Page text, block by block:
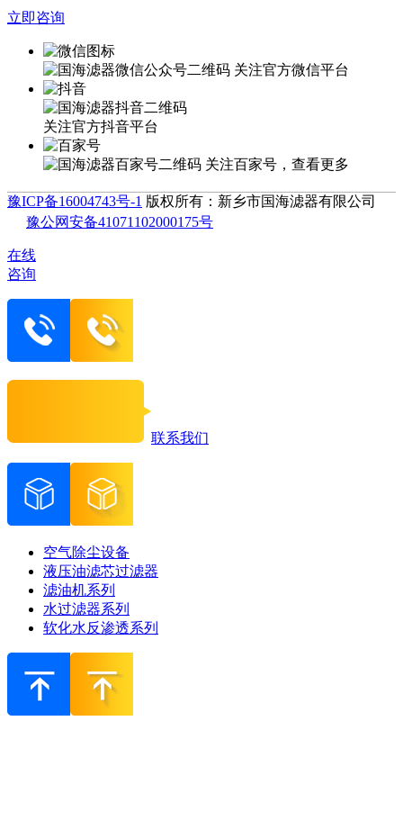
立即咨询
关注官方微信平台
关注官方抖音平台
关注百家号，查看更多
豫ICP备16004743号-1 版权所有：新乡市国海滤器有限公司
豫公网安备41071102000175号
在线
咨询
联系我们
空气除尘设备
液压油滤芯过滤器
滤油机系列
水过滤器系列
软化水反渗透系列